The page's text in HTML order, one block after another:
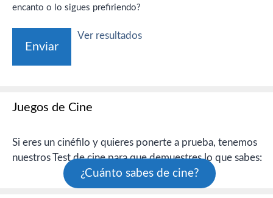
encanto o lo sigues prefiriendo?
Ver resultados
Juegos de Cine
Si eres un cinéfilo y quieres ponerte a prueba, tenemos
nuestros Test de cine para que demuestres lo que sabes:
¿Cuánto sabes de cine?